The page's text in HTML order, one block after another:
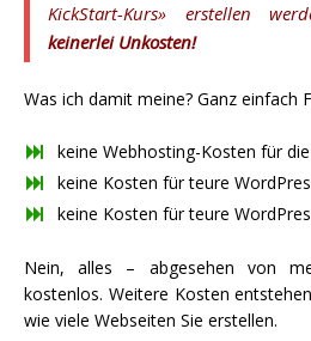
KickStart-Kurs» erstellen
keinerlei Unkosten!
Was ich damit meine? Ganz einfach
keine Webhosting-Kosten für
keine Kosten für teure
keine Kosten für teure
Nein, alles – abgesehen von
kostenlos. Weitere Kosten
wie viele Webseiten Sie erstellen.